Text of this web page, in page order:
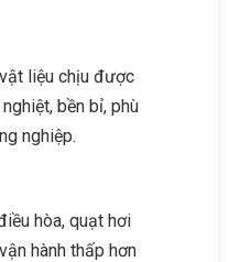
liệu chịu được
bền bỉ, phù
nghiệp.
hòa, quạt hơi
hành thấp hơn